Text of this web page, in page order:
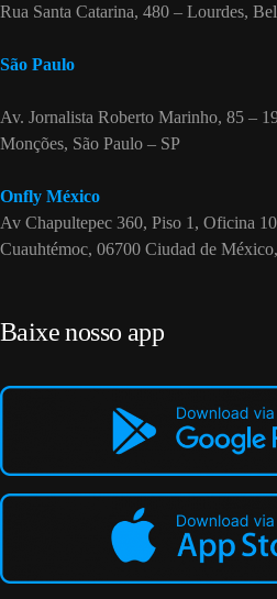
Rua Santa Catarina, 480 – Lourdes,
São Paulo
Av. Jornalista Roberto Marinho, 85 –
Monções, São Paulo – SP
Onfly México
Av Chapultepec 360, Piso 1, Oficina
Cuauhtémoc, 06700 Ciudad de
Baixe nosso app